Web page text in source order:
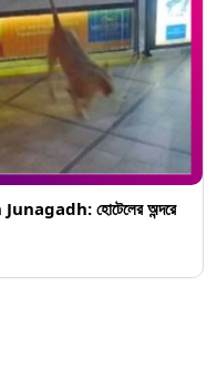
হোটেলের অন্দরে